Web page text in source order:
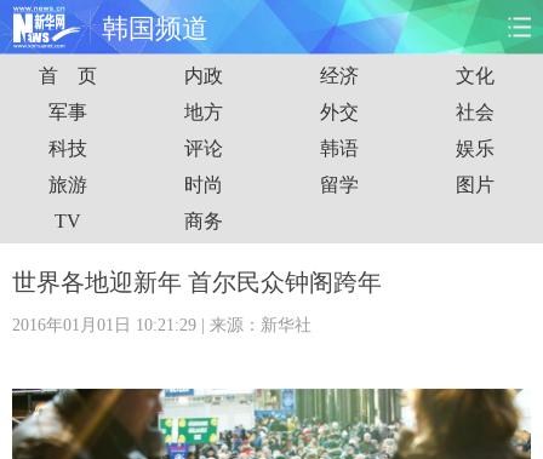
韩国频道
首页 时政 国际 财经
娱乐 体育 人事 教育
时尚 思客
港澳 台湾 华人
科技 能源
图片 视频 彩票 食品
首 页 内政 经济
文化
军事
地方 外交
社会
科技
评论 韩语
娱乐
旅游
时尚 留学
图片
TV
商务
世界各地迎新年 首尔民众钟阁跨年
2016年01月01日 10:21:29 | 来源：新华社